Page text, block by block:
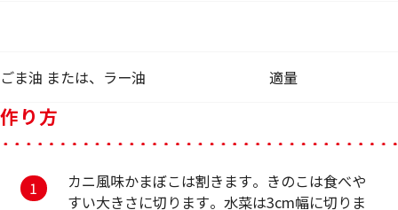
ごま油 または、ラー油 適量
作り方
カニ風味かまぼこは割きます。きのこは食べや
すい大きさに切ります。水菜は3cm幅に切りま